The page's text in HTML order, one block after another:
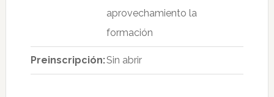
aprovechamiento la
formación
Preinscripción:Sin abrir